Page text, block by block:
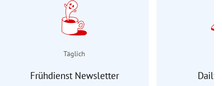
Täglich
Frühdienst Newsletter Daily